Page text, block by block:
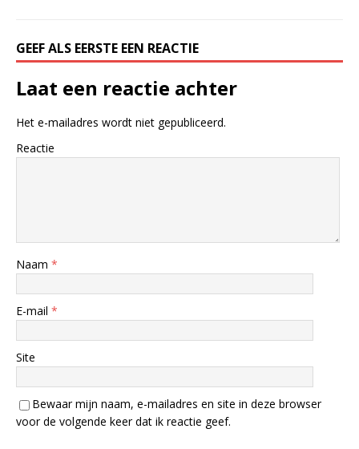
GEEF ALS EERSTE EEN REACTIE
Laat een reactie achter
Het e-mailadres wordt niet gepubliceerd.
Reactie
Naam *
E-mail *
Site
Bewaar mijn naam, e-mailadres en site in deze browser
voor de volgende keer dat ik reactie geef.